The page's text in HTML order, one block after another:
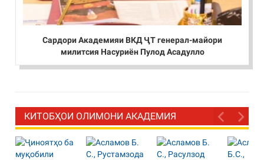
Сардори Академияи ВКД ҶТ генерал-майори
милитсия Насуриён Пулод Асадулло
КИТОБҲОИ ОЛИМОНИ АКАДЕМИЯ